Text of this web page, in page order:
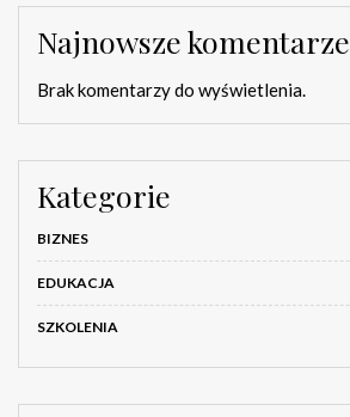
Najnowsze komentarze
Brak komentarzy do wyświetlenia.
Kategorie
BIZNES
EDUKACJA
SZKOLENIA